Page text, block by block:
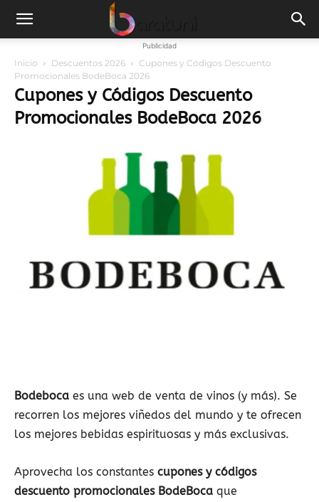
Publicidad
Inicio Descuentos 2026
Cupones y Códigos Descuento
Promocionales BodeBoca 2026
Cupones y Códigos Descuento
Promocionales BodeBoca 2026
Bodeboca es una web de venta de vinos (y más). Se
recorren los mejores viñedos del mundo y te ofrecen
los mejores bebidas espirituosas y más exclusivas.
Aprovecha los constantes cupones y códigos
descuento promocionales BodeBoca que